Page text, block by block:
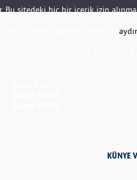
Bu sitedeki hiç bir içerik izin
KÜNYE